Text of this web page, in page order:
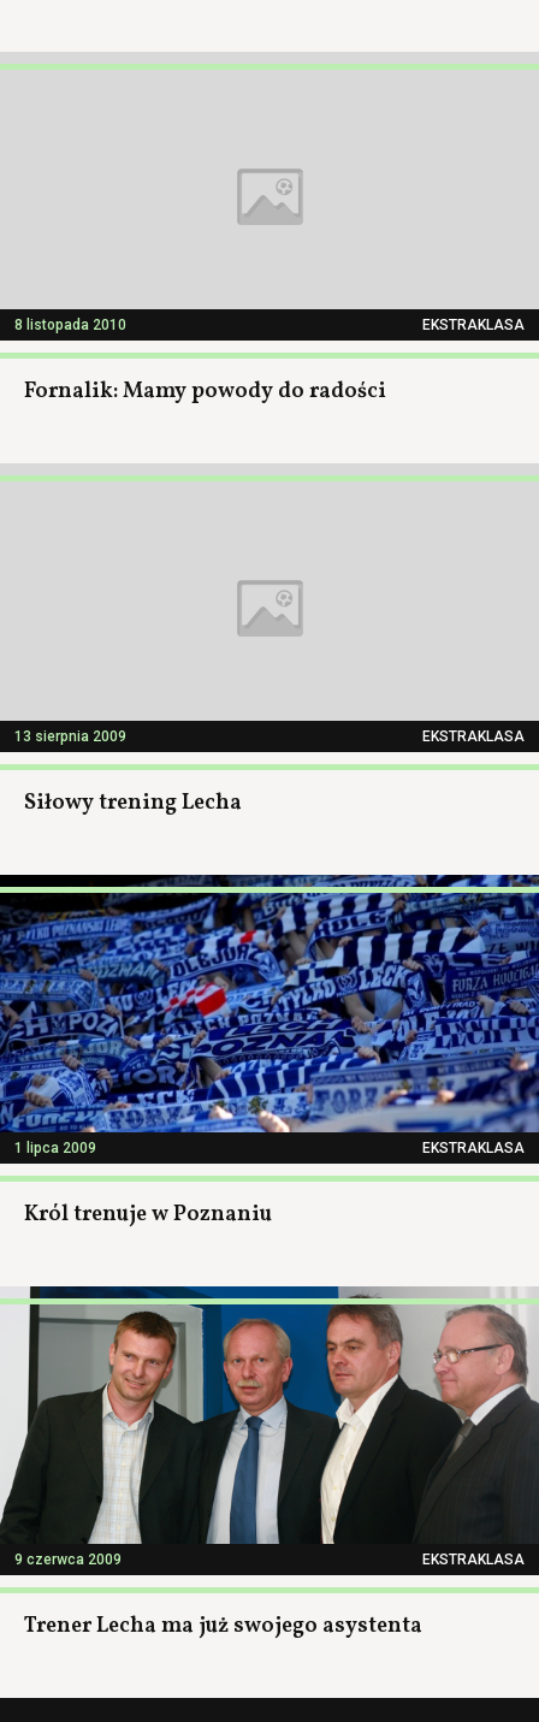
8 listopada 2010 EKSTRAKLASA
Fornalik: Mamy powody do radości
13 sierpnia 2009 EKSTRAKLASA
Siłowy trening Lecha
1 lipca 2009 EKSTRAKLASA
Król trenuje w Poznaniu
9 czerwca 2009 EKSTRAKLASA
Trener Lecha ma już swojego asystenta